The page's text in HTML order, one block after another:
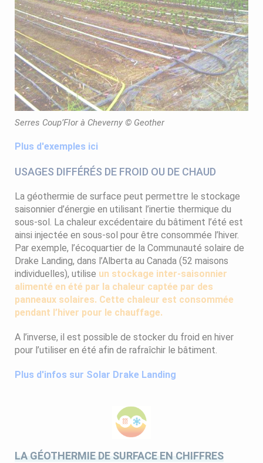
Serres Coup’Flor à Cheverny © Geother
Plus d'exemples ici
USAGES DIFFÉRÉS DE FROID OU DE CHAUD
La géothermie de surface peut permettre le stockage
saisonnier d’énergie en utilisant l’inertie thermique du
sous-sol. La chaleur excédentaire du bâtiment l’été est
ainsi injectée en sous-sol pour être consommée l’hiver.
Par exemple, l’écoquartier de la Communauté solaire de
Drake Landing, dans l’Alberta au Canada (52 maisons
individuelles), utilise un stockage inter-saisonnier
alimenté en été par la chaleur captée par des
panneaux solaires. Cette chaleur est consommée
pendant l’hiver pour le chauffage.
A l’inverse, il est possible de stocker du froid en hiver
pour l’utiliser en été afin de rafraîchir le bâtiment.
Plus d'infos sur Solar Drake Landing
LA GÉOTHERMIE DE SURFACE EN CHIFFRES